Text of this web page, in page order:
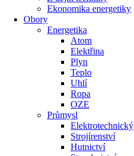
Ekonomika energetiky
Obory
Energetika
Atom
Elektřina
Plyn
Teplo
Uhlí
Ropa
OZE
Průmysl
Elektrotechnický
Strojírenství
Hutnictví